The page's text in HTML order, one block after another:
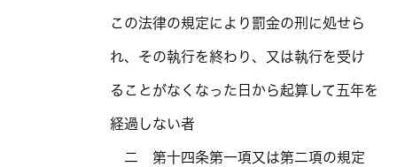
この法律の規定により罰金の刑に処せら
れ、その執行を終わり、又は執行を受け
ることがなくなった日から起算して五年を
経過しない者
二 第十四条第一項又は第二項の規定